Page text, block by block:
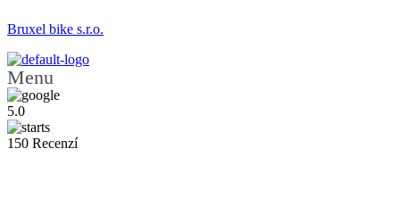
Bruxel bike s.r.o.
Menu
5.0
150 Recenzí